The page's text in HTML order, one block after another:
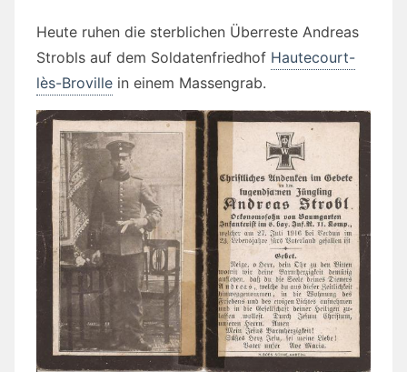
Heute ruhen die sterblichen Überreste Andreas
Strobls auf dem Soldatenfriedhof Hautecourt-
lès-Broville in einem Massengrab.